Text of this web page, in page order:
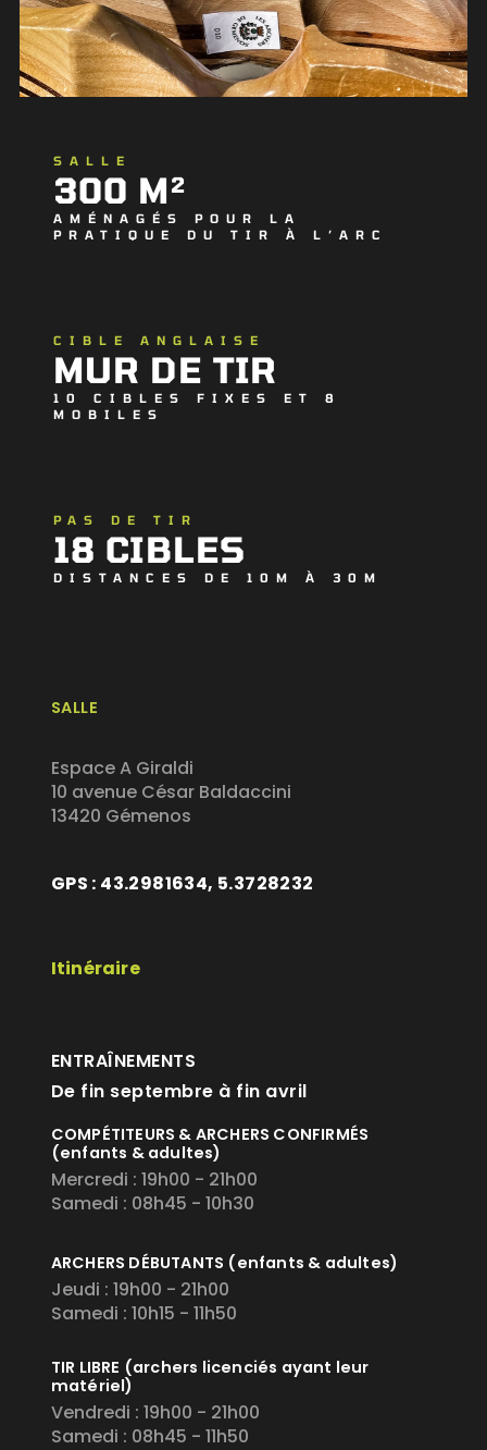
SALLE
300 M 2
AMÉNAGÉS POUR LA
PRATIQUE DU TIR À L’ARC
CIBLE ANGLAISE
MUR DE TIR
10 CIBLES FIXES ET 8
MOBILES
PAS DE TIR
18 CIBLES
DISTANCES DE 10M À 30M
SALLE
Espace A Giraldi
10 avenue César Baldaccini
13420 Gémenos
GPS : 43.2981634, 5.3728232
Itinéraire
ENTRAÎNEMENTS
De fin septembre à fin avril
COMPÉTITEURS & ARCHERS CONFIRMÉS
(enfants & adultes)
Mercredi : 19h00 - 21h00
Samedi : 08h45 - 10h30
ARCHERS DÉBUTANTS (enfants & adultes)
Jeudi : 19h00 - 21h00
Samedi : 10h15 - 11h50
TIR LIBRE (archers licenciés ayant leur
matériel)
Vendredi : 19h00 - 21h00
Samedi : 08h45 - 11h50